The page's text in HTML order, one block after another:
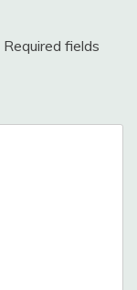
Required fields